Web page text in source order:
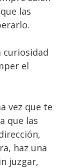
las
curiosidad
el
vez que te
que las
haz una
juzgar,